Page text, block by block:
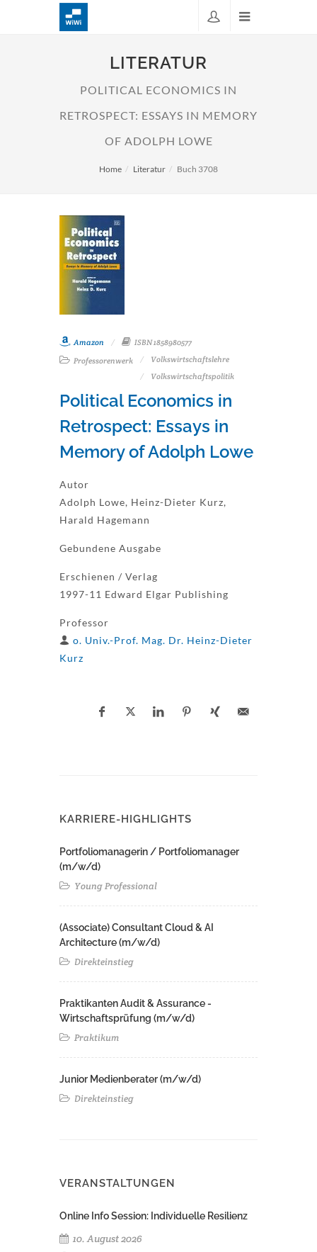
LITERATUR
POLITICAL ECONOMICS IN
RETROSPECT: ESSAYS IN MEMORY
OF ADOLPH LOWE
Home Literatur Buch 3708
Amazon
ISBN 1858980577
Professorenwerk
Volkswirtschaftslehre
Volkswirtschaftspolitik
Political Economics in
Retrospect: Essays in
Memory of Adolph Lowe
Autor
Adolph Lowe, Heinz-Dieter Kurz,
Harald Hagemann
Gebundene Ausgabe
Erschienen / Verlag
1997-11 Edward Elgar Publishing
Professor
o. Univ.-Prof. Mag. Dr. Heinz-Dieter
Kurz
KARRIERE-HIGHLIGHTS
Portfoliomanagerin / Portfoliomanager
(m/w/d)
Young Professional
(Associate) Consultant Cloud & AI
Architecture (m/w/d)​ ​
Direkteinstieg
Praktikanten Audit & Assurance -
Wirtschaftsprüfung (m/w/d)
Praktikum
Junior Medienberater (m/w/d)
Direkteinstieg
VERANSTALTUNGEN
Online Info Session: Individuelle Resilienz
10. August 2026